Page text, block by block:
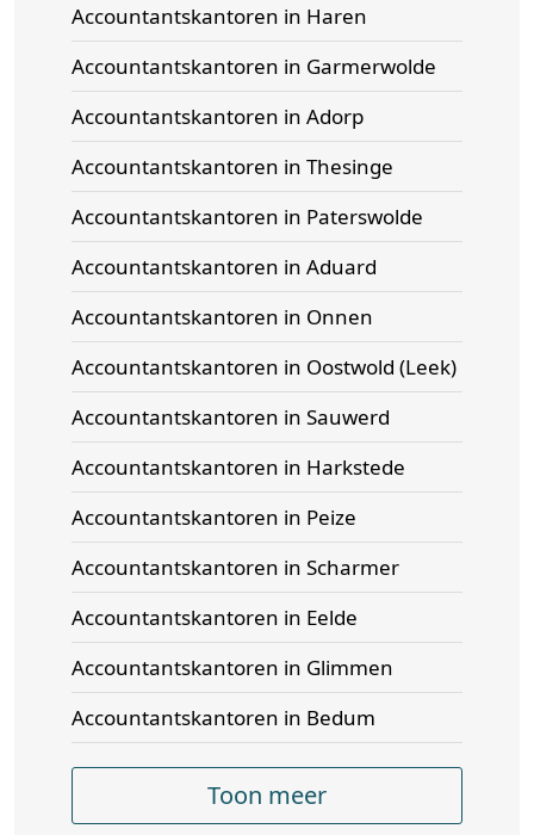
Accountantskantoren in Haren
Accountantskantoren in Garmerwolde
Accountantskantoren in Adorp
Accountantskantoren in Thesinge
Accountantskantoren in Paterswolde
Accountantskantoren in Aduard
Accountantskantoren in Onnen
Accountantskantoren in Oostwold (Leek)
Accountantskantoren in Sauwerd
Accountantskantoren in Harkstede
Accountantskantoren in Peize
Accountantskantoren in Scharmer
Accountantskantoren in Eelde
Accountantskantoren in Glimmen
Accountantskantoren in Bedum
Toon meer